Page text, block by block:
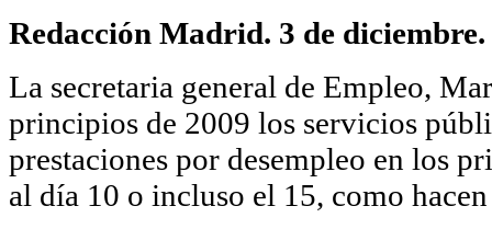
Redacción Madrid. 3 de diciembre.
La secretaria general de Empleo,
principios de 2009 los servicios
prestaciones por desempleo en los
al día 10 o incluso el 15, como